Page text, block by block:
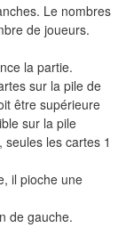
Le nombres
de joueurs.
la partie.
sur la pile de
être supérieure
sur la pile
les cartes 1
il pioche une
de gauche.